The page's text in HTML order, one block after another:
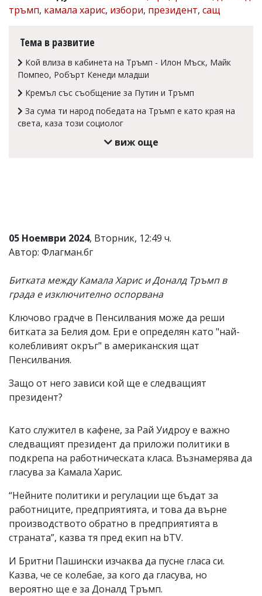
Коментарите
читателите
редакцията
носи
отговорност
сигнализирайте
ни!
тръмп, камала харис, избори, президент, сащ
Тема в развитие
Кой влиза в кабинета на Тръмп - Илон Мъск, Майк
Помпео, Робърт Кенеди младши
Кремъл със съобщение за Путин и Тръмп
За сума ти народ победата на Тръмп е като края на
света, каза този социолог
виж още
05 Ноември 2024, Вторник, 12:49 ч.
Автор: Флагман.бг
Битката между Камала Харис и Доналд Тръмп в
града е изключително оспорвана
Ключово градче в Пенсилвания може да реши
битката за Белия дом. Ери e определян като "най-
колебливият окръг" в американския щат
Пенсилвания.
Защо от него зависи кой ще е следващият
президент?
Като служител в кафене, за Рай Уидроу е важно
следващият президент да приложи политики в
подкрепа на работническата класа. Възнамерява да
гласува за Камала Харис.
“Нейните политики и регулации ще бъдат за
работниците, предприятията, и това да върне
производството обратно в предприятията в
страната”, казва тя пред екип на bTV.
И Бритни Пашински изчаква да пусне гласа си.
Казва, че се колебае, за кого да гласува, но
вероятно ще е за Доналд Тръмп.